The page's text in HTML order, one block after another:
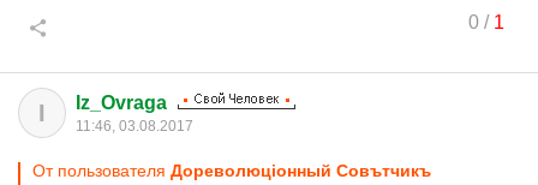
0/ 1
I Iz_Ovraga
11:46, 03.08.2017
От пользователя Дореволюцiонный Совътчикъ